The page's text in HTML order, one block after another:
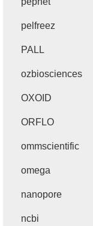
pelfreez
PALL
ozbiosciences
OXOID
ORFLO
ommscientific
omega
nanopore
ncbi